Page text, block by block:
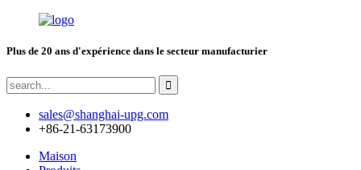
Plus de 20 ans d'expérience dans le secteur manufacturier
sales@shanghai-upg.com
+86-21-63173900
Maison